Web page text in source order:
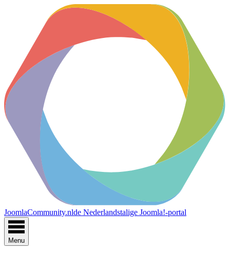
JoomlaCommunity.nlde Nederlandstalige Joomla!-portal
Menu